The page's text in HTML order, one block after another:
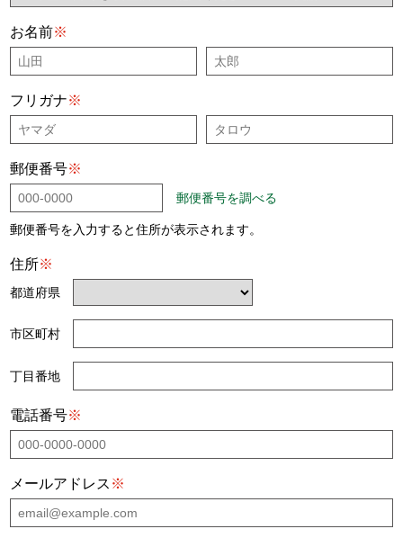
お名前※
フリガナ※
郵便番号※
郵便番号を調べる
郵便番号を入力すると住所が表示されます。
住所※
都道府県
市区町村
丁目番地
電話番号※
メールアドレス ※